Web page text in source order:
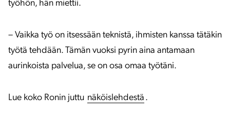
työhön, hän miettii.
– Vaikka työ on itsessään teknistä, ihmisten kanssa tätäkin
työtä tehdään. Tämän vuoksi pyrin aina antamaan
aurinkoista palvelua, se on osa omaa työtäni.
Lue koko Ronin juttu näköislehdestä .